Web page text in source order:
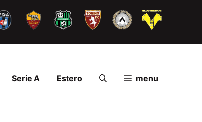
Serie A Estero menu